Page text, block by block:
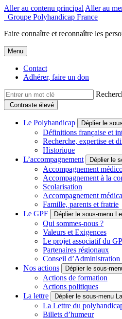
Aller au contenu principal Aller au
Groupe Polyhandicap France
Faire connaître et reconnaître les
Menu
Contact
Adhérer, faire un don
Contraste élevé
Le Polyhandicap Déplier le
Définitions française et
Recherche, expertise et
Historique
L’accompagnement
Déplier le
Accompagnement
Accompagnement à la
Scolarisation
Accompagnement
Famille, parents et fratrie
Le GPF
Déplier le sous-menu
Qui sommes-nous ?
Valeurs et Exigences
Le projet associatif du
Partenaires régionaux
Conseil d’Administration
Nos actions
Déplier le sous-
Actions de formation
Actions politiques
La lettre
Déplier le sous-menu
La Lettre du
Billets d’humeur